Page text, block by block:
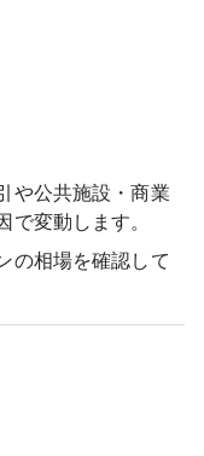
や公共施設・商業
で変動します。
の相場を確認して